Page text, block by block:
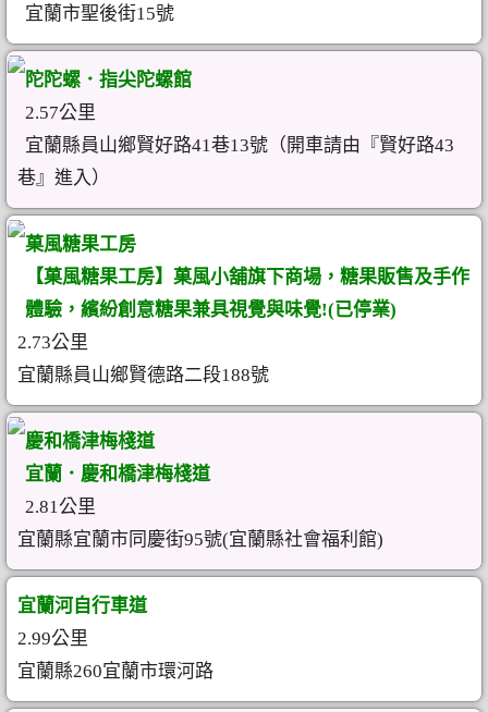
宜蘭市聖後街15號
陀陀螺．指尖陀螺館
2.57公里
宜蘭縣員山鄉賢好路41巷13號（開車請由『賢好路43
巷』進入）
菓風糖果工房
【菓風糖果工房】菓風小舖旗下商場，糖果販售及手作
體驗，繽紛創意糖果兼具視覺與味覺!(已停業)
2.73公里
宜蘭縣員山鄉賢德路二段188號
慶和橋津梅棧道
宜蘭．慶和橋津梅棧道
2.81公里
宜蘭縣宜蘭市同慶街95號(宜蘭縣社會福利館)
宜蘭河自行車道
2.99公里
宜蘭縣260宜蘭市環河路